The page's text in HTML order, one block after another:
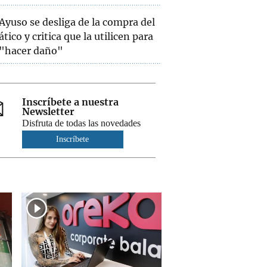
se desliga de la compra del
y critica que la utilicen para
daño"
Inscríbete a nuestra
Newsletter
Disfruta de todas las novedades
Inscríbete